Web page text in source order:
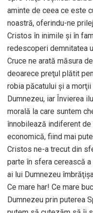
aminte de ceea ce este
noastră, oferindu-ne
Cristos în inimile și în
redescoperi demnitatea
Cruce ne arată măsura
deoarece preţul plătit
robia păcatului și a
Dumnezeu, iar Învierea
morală la care suntem
înnobilează indiferent
economică, fiind mai
Cristos ne-a trecut din
parte în sfera cerească
ai lui Dumnezeu
Ce mare har! Ce mare
Dumnezeu prin puterea